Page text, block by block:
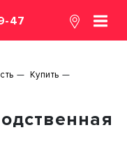
47
Купить